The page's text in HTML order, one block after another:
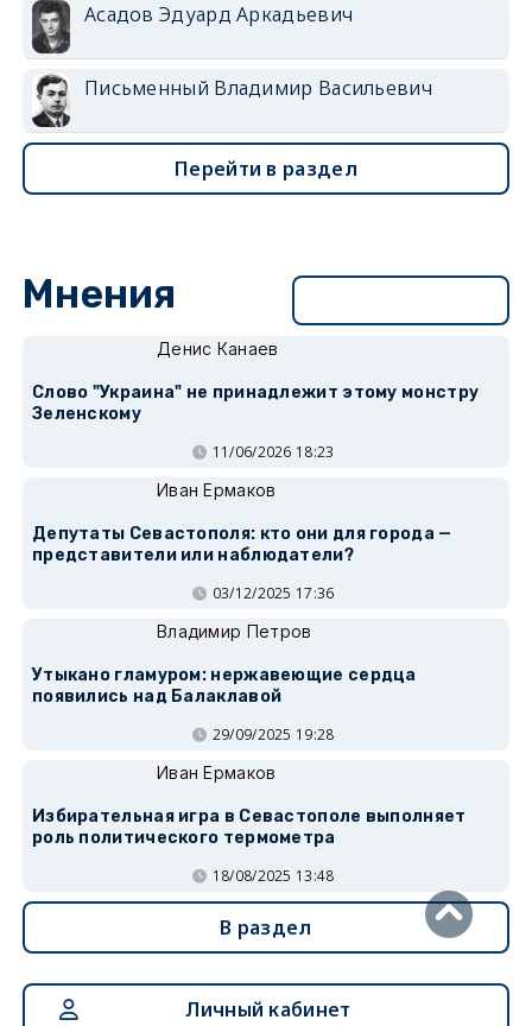
Асадов Эдуард Аркадьевич
Письменный Владимир Васильевич
Перейти в раздел
Мнения
Денис Канаев
Слово "Украина" не принадлежит этому монстру
Зеленскому
11/06/2026 18:23
Иван Ермаков
Депутаты Севастополя: кто они для города —
представители или наблюдатели?
03/12/2025 17:36
Владимир Петров
Утыкано гламуром: нержавеющие сердца
появились над Балаклавой
29/09/2025 19:28
Иван Ермаков
Избирательная игра в Севастополе выполняет
роль политического термометра
18/08/2025 13:48
В раздел
Личный кабинет